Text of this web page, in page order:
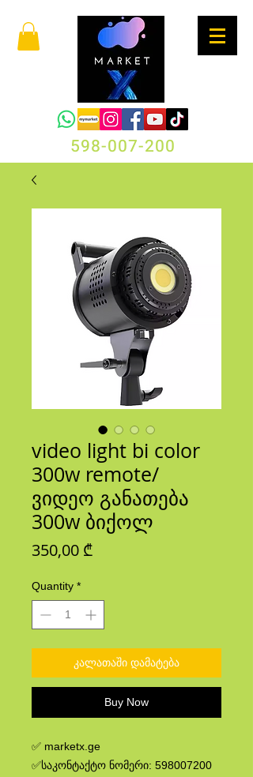
598-007-200
video light bi color
300w remote/
ვიდეო განათება
300w ბიქოლ
350,00 ₾Price
Quantity *
კალათაში დამატება
Buy Now
✅ marketx.ge
✅საკონტაქტო ნომერი: 598007200